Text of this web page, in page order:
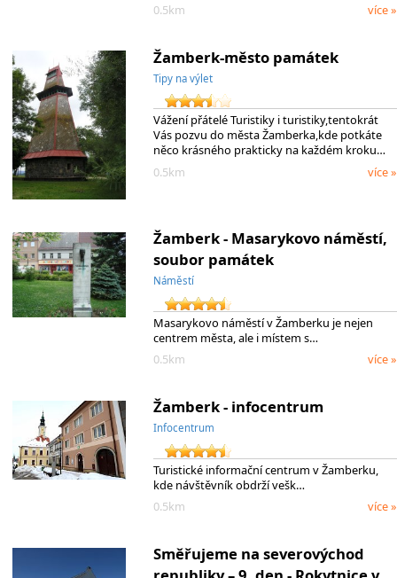
0.5km více »
Žamberk-město památek
Tipy na výlet
Vážení přátelé Turistiky i turistiky,tentokrát
Vás pozvu do města Žamberka,kde potkáte
něco krásného prakticky na každém kroku…
0.5km
více »
Žamberk - Masarykovo náměstí,
soubor památek
Náměstí
Masarykovo náměstí v Žamberku je nejen
centrem města, ale i místem s…
0.5km
více »
Žamberk - infocentrum
Infocentrum
Turistické informační centrum v Žamberku,
kde návštěvník obdrží vešk…
0.5km
více »
Směřujeme na severovýchod